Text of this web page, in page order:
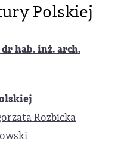
Polskiej
hab. inż. arch.
Rozbicka